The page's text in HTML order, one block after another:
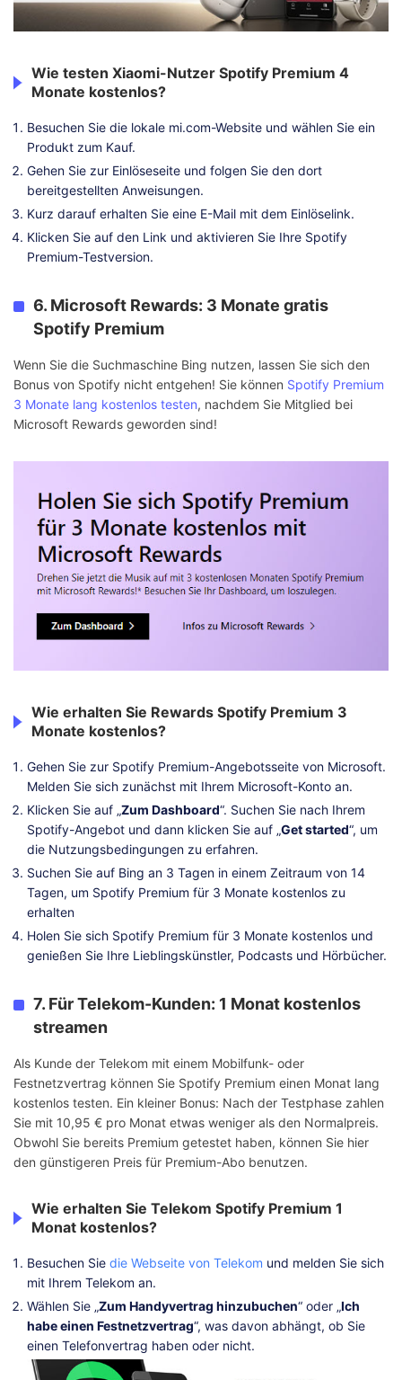
Wie testen Xiaomi-Nutzer Spotify Premium 4
Monate kostenlos?
Besuchen Sie die lokale mi.com-Website und wählen Sie ein
Produkt zum Kauf.
Gehen Sie zur Einlöseseite und folgen Sie den dort
bereitgestellten Anweisungen.
Kurz darauf erhalten Sie eine E-Mail mit dem Einlöselink.
Klicken Sie auf den Link und aktivieren Sie Ihre Spotify
Premium-Testversion.
6. Microsoft Rewards: 3 Monate gratis
Spotify Premium
Wenn Sie die Suchmaschine Bing nutzen, lassen Sie sich den
Bonus von Spotify nicht entgehen! Sie können Spotify Premium
3 Monate lang kostenlos testen, nachdem Sie Mitglied bei
Microsoft Rewards geworden sind!
Wie erhalten Sie Rewards Spotify Premium 3
Monate kostenlos?
Gehen Sie zur Spotify Premium-Angebotsseite von Microsoft.
Melden Sie sich zunächst mit Ihrem Microsoft-Konto an.
Klicken Sie auf „Zum Dashboard“. Suchen Sie nach Ihrem
Spotify-Angebot und dann klicken Sie auf „Get started“, um
die Nutzungsbedingungen zu erfahren.
Suchen Sie auf Bing an 3 Tagen in einem Zeitraum von 14
Tagen, um Spotify Premium für 3 Monate kostenlos zu
erhalten
Holen Sie sich Spotify Premium für 3 Monate kostenlos und
genießen Sie Ihre Lieblingskünstler, Podcasts und Hörbücher.
7. Für Telekom-Kunden: 1 Monat kostenlos
streamen
Als Kunde der Telekom mit einem Mobilfunk- oder
Festnetzvertrag können Sie Spotify Premium einen Monat lang
kostenlos testen. Ein kleiner Bonus: Nach der Testphase zahlen
Sie mit 10,95 € pro Monat etwas weniger als den Normalpreis.
Obwohl Sie bereits Premium getestet haben, können Sie hier
den günstigeren Preis für Premium-Abo benutzen.
Wie erhalten Sie Telekom Spotify Premium 1
Monat kostenlos?
Besuchen Sie die Webseite von Telekom und melden Sie sich
mit Ihrem Telekom an.
Wählen Sie „Zum Handyvertrag hinzubuchen“ oder „Ich
habe einen Festnetzvertrag“, was davon abhängt, ob Sie
einen Telefonvertrag haben oder nicht.